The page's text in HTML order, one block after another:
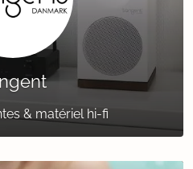
& matériel hi-fi